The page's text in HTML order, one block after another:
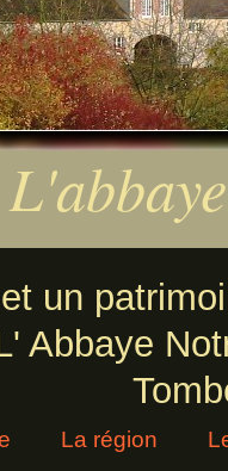
un
Abbaye
La région